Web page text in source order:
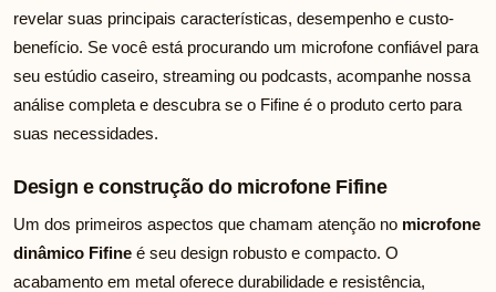
revelar suas principais características, desempenho e custo-
benefício. Se você está procurando um microfone confiável para
seu estúdio caseiro, streaming ou podcasts, acompanhe nossa
análise completa e descubra se o Fifine é o produto certo para
suas necessidades.
Design e construção do microfone Fifine
Um dos primeiros aspectos que chamam atenção no microfone
dinâmico Fifine é seu design robusto e compacto. O
acabamento em metal oferece durabilidade e resistência,